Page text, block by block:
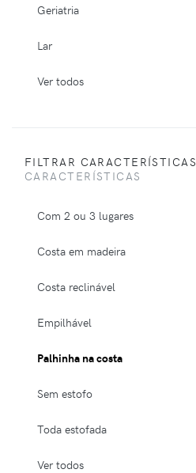
Geriatria
Lar
Ver todos
FILTRAR CARACTERÍSTICAS
CARACTERÍSTICAS
Com 2 ou 3 lugares
Costa em madeira
Costa reclinável
Empilhável
Palhinha na costa
Sem estofo
Toda estofada
Ver todos